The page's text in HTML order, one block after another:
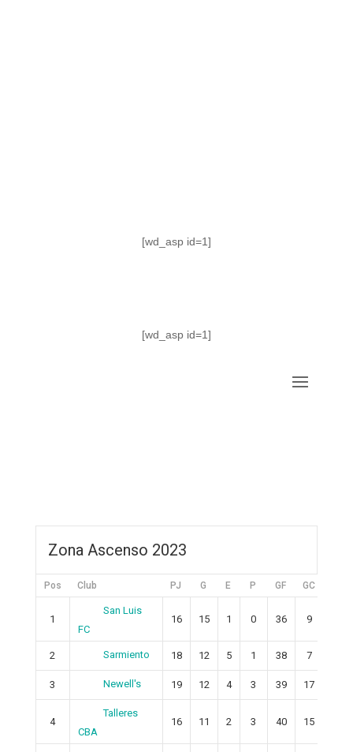
[wd_asp id=1]
[wd_asp id=1]
Zona Ascenso 2023
Pos Club PJ G E P GF GC
1
San Luis
FC
16 15 1 0 36 9
2 Sarmiento 18 12 5 1 38 7
3 Newell's 19 12 4 3 39 17
4
Talleres
CBA
16 11 2 3 40 15